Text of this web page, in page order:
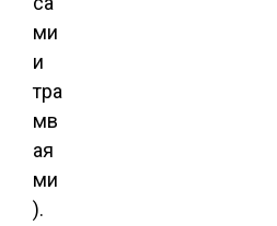
ми
и
тра
мв
ая
ми
).